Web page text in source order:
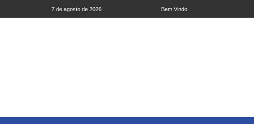
7 de agosto de 2026 Bem Vindo